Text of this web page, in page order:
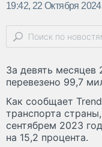
19:42, 22 Октября 2024
За девять месяцев
перевезено 99,7
Как сообщает
транспорта
сентябрем 2023
на 15,2 процента.